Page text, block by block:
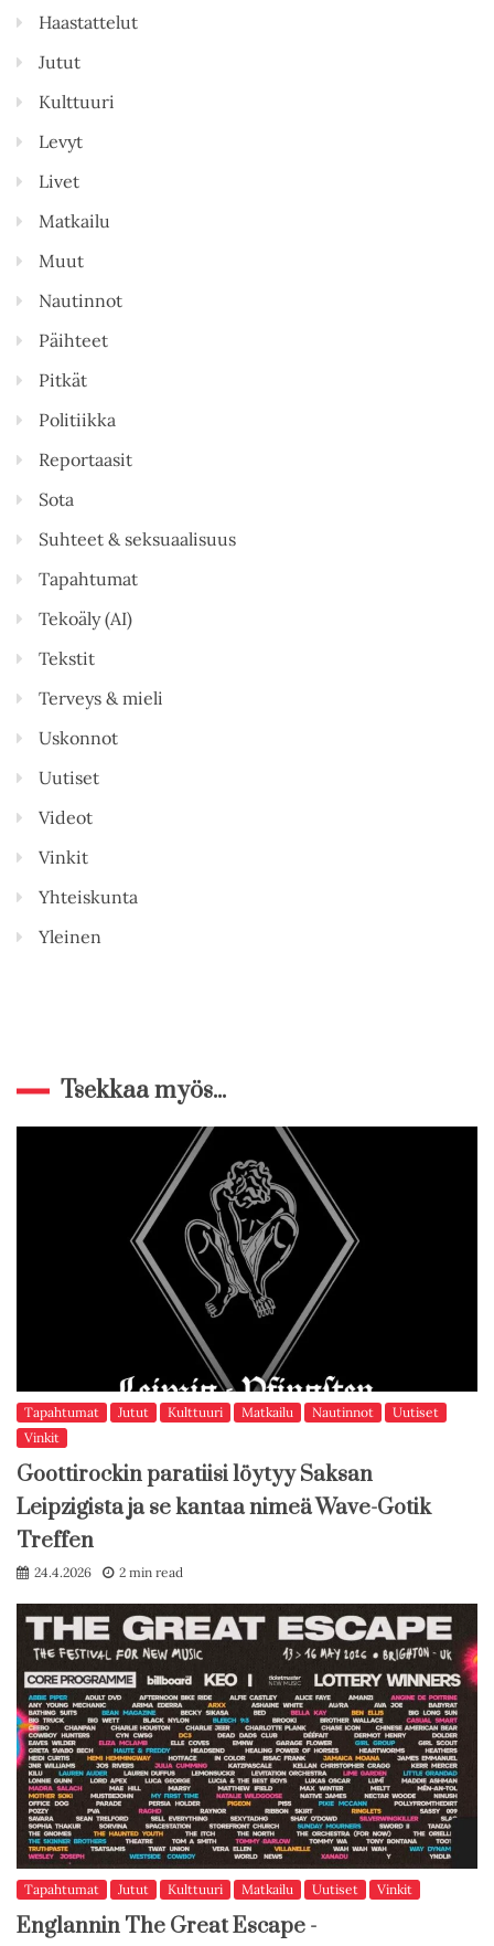
Haastattelut
Jutut
Kulttuuri
Levyt
Livet
Matkailu
Muut
Nautinnot
Päihteet
Pitkät
Politiikka
Reportaasit
Sota
Suhteet & seksuaalisuus
Tapahtumat
Tekoäly (AI)
Tekstit
Terveys & mieli
Uskonnot
Uutiset
Videot
Vinkit
Yhteiskunta
Yleinen
Tsekkaa myös...
Tapahtumat Jutut Kulttuuri Matkailu Nautinnot
Uutiset
Vinkit
Goottirockin paratiisi löytyy Saksan
Leipzigista ja se kantaa nimeä Wave-Gotik
Treffen
24.4.2026 2 min read
Tapahtumat Jutut Kulttuuri Matkailu Uutiset Vinkit
Englannin The Great Escape -